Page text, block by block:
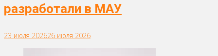
разработали в МАУ
23 июля 202626 июля 2026